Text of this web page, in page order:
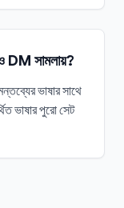
DM সামলায়?
ভাষার সাথে
ভাষার পুরো সেট